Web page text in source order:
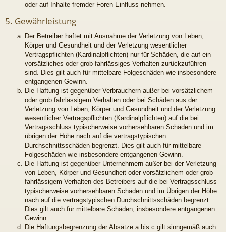
oder auf Inhalte fremder Foren Einfluss nehmen.
5. Gewährleistung
Der Betreiber haftet mit Ausnahme der Verletzung von Leben,
Körper und Gesundheit und der Verletzung wesentlicher
Vertragspflichten (Kardinalpflichten) nur für Schäden, die auf ein
vorsätzliches oder grob fahrlässiges Verhalten zurückzuführen
sind. Dies gilt auch für mittelbare Folgeschäden wie insbesondere
entgangenen Gewinn.
Die Haftung ist gegenüber Verbrauchern außer bei vorsätzlichem
oder grob fahrlässigem Verhalten oder bei Schäden aus der
Verletzung von Leben, Körper und Gesundheit und der Verletzung
wesentlicher Vertragspflichten (Kardinalpflichten) auf die bei
Vertragsschluss typischerweise vorhersehbaren Schäden und im
übrigen der Höhe nach auf die vertragstypischen
Durchschnittsschäden begrenzt. Dies gilt auch für mittelbare
Folgeschäden wie insbesondere entgangenen Gewinn.
Die Haftung ist gegenüber Unternehmern außer bei der Verletzung
von Leben, Körper und Gesundheit oder vorsätzlichem oder grob
fahrlässigem Verhalten des Betreibers auf die bei Vertragsschluss
typischerweise vorhersehbaren Schäden und im Übrigen der Höhe
nach auf die vertragstypischen Durchschnittsschäden begrenzt.
Dies gilt auch für mittelbare Schäden, insbesondere entgangenen
Gewinn.
Die Haftungsbegrenzung der Absätze a bis c gilt sinngemäß auch